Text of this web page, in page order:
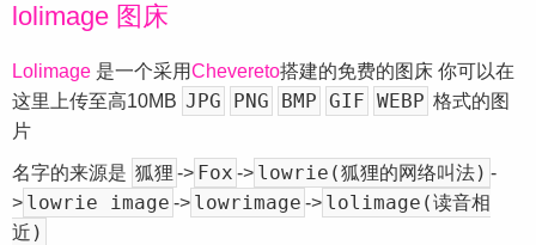
lolimage 图床
Lolimage 是一个采用Chevereto搭建的免费的图床 你可以在
这里上传至高10MB JPG PNG BMP GIF WEBP 格式的图
片
名字的来源是 狐狸 -> Fox -> lowrie(狐狸的网络叫法) -
> lowrie image -> lowrimage -> lolimage(读音相
近)